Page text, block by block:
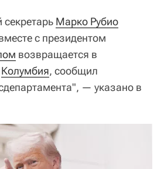
секретарь Марко Рубио
с президентом
возвращается в
Колумбия, сообщил
— указано в